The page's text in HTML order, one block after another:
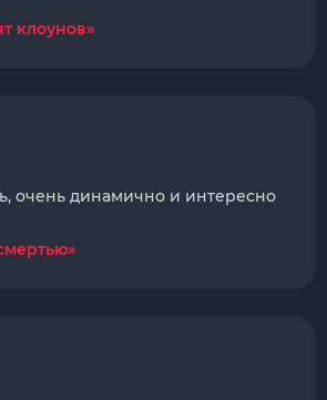
клоунов»
очень динамично и интересно